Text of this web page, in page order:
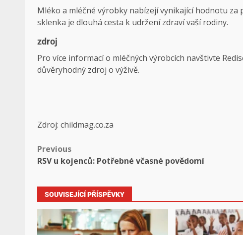
Mléko a mléčné výrobky nabízejí vynikající hodnotu
sklenka je dlouhá cesta k udržení zdraví vaší rodiny.
zdroj
Pro více informací o mléčných výrobcích navštivte
důvěryhodný zdroj o výživě.
Zdroj: childmag.co.za
Previous
RSV u kojenců: Potřebné včasné povědomí
SOUVISEJÍCÍ PŘÍSPĚVKY